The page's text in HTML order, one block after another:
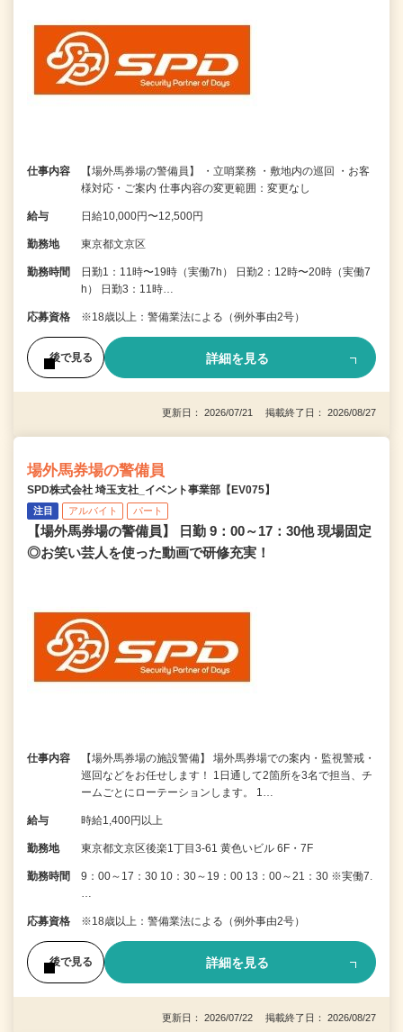
仕事内容
【場外馬券場の警備員】 ・立哨業務 ・敷地内の巡回 ・お客
様対応・ご案内 仕事内容の変更範囲：変更なし
給与 日給10,000円〜12,500円
勤務地 東京都文京区
勤務時間
日勤1：11時〜19時（実働7h） 日勤2：12時〜20時（実働7
h） 日勤3：11時…
応募資格 ※18歳以上：警備業法による（例外事由2号）
後で見る 詳細を見る
更新日： 2026/07/21 掲載終了日： 2026/08/27
場外馬券場の警備員
SPD株式会社 埼玉支社_イベント事業部【EV075】
注目 アルバイト パート
【場外馬券場の警備員】 日勤 9：00～17：30他 現場固定
◎お笑い芸人を使った動画で研修充実！
仕事内容
【場外馬券場の施設警備】 場外馬券場での案内・監視警戒・
巡回などをお任せします！ 1日通して2箇所を3名で担当、チ
ームごとにローテーションします。 1…
給与 時給1,400円以上
勤務地 東京都文京区後楽1丁目3-61 黄色いビル 6F・7F
勤務時間
9：00～17：30 10：30～19：00 13：00～21：30 ※実働7.
…
応募資格 ※18歳以上：警備業法による（例外事由2号）
後で見る 詳細を見る
更新日： 2026/07/22 掲載終了日： 2026/08/27